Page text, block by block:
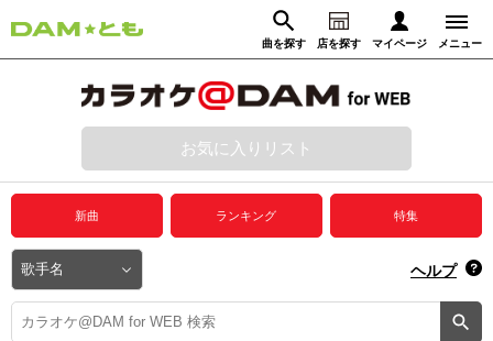
曲を探す 店を探す マイページ メニュー
動画からさがす 録音からさがす
ログイン
プレミアムサービス
DAM★とも動画
DAM★とも録音
お気に入りリスト
新曲 ランキング 特集
ヘルプ